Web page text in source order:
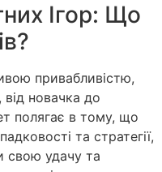
Ігор: Що
привабливістю,
новачка до
полягає в тому, що
та стратегії,
свою удачу та